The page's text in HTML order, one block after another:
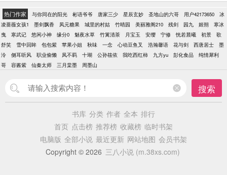
热门作家 与你同在的阳光 彬语爷爷 唐家三少 星辰玄妙 圣地山的六哥 用户42173650
冰
凌蔷薇女孩1
墨剑飘香 凤元糖果 城里的村姑 竹晴园 美丽雅阁210 残剑 园九 姬朔
寒冰
曳
寒武记 悠闲小神 缘分0 魅夜水草 竹篱清茶 月宝玉 安缨 宁修 恍若晨曦 初景
歌
舒笑
雪中回眸 包包紫 苹果小姐 秋味 一念 心动豆鱼叉 浩瀚馨语 花与剑 西唐居士
墨
泠
侧耳听风 职业偷懒 凤不羁 十瑚 公孙筱依 我吃西红柿 九方yu 彭化食品
纯情犀利
哥
容酱紫 仙秦太师 三月棠墨 周墨山
搜索
书库 分类 作者 全本 排行
首页 点击榜 推荐榜 收藏榜 临时书架
电脑版 全部小说 最近更新 网站地图 会员书架
Copyright © 2026 三八小说 (m.38xs.com)